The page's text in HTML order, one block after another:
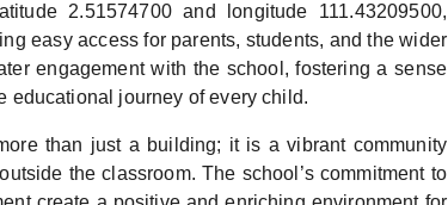
2.51574700 and longitude 111.43209500,
easy access for parents, students, and the wider
engagement with the school, fostering a sense
educational journey of every child.
than just a building; it is a vibrant community
the classroom. The school’s commitment to